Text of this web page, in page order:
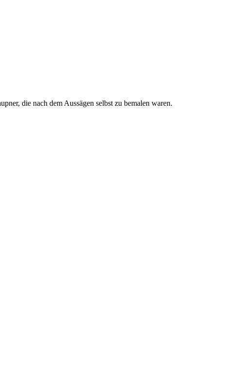
die nach dem Aussägen selbst zu bemalen waren.